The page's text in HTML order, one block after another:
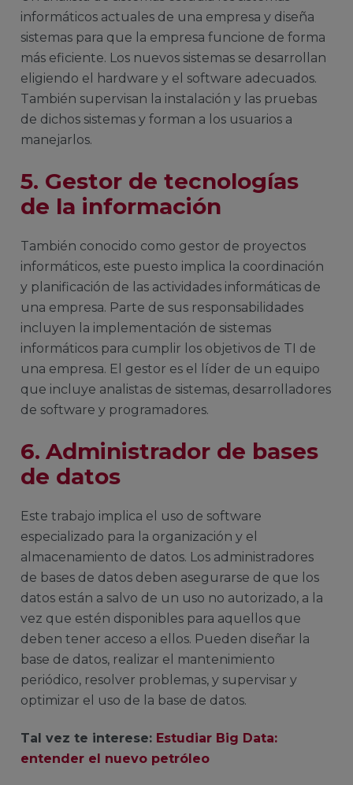
informáticos actuales de una empresa y diseña
sistemas para que la empresa funcione de forma
más eficiente. Los nuevos sistemas se desarrollan
eligiendo el hardware y el software adecuados.
También supervisan la instalación y las pruebas
de dichos sistemas y forman a los usuarios a
manejarlos.
5. Gestor de tecnologías
de la información
También conocido como gestor de proyectos
informáticos, este puesto implica la coordinación
y planificación de las actividades informáticas de
una empresa. Parte de sus responsabilidades
incluyen la implementación de sistemas
informáticos para cumplir los objetivos de TI de
una empresa. El gestor es el líder de un equipo
que incluye analistas de sistemas, desarrolladores
de software y programadores.
6. Administrador de bases
de datos
Este trabajo implica el uso de software
especializado para la organización y el
almacenamiento de datos. Los administradores
de bases de datos deben asegurarse de que los
datos están a salvo de un uso no autorizado, a la
vez que estén disponibles para aquellos que
deben tener acceso a ellos. Pueden diseñar la
base de datos, realizar el mantenimiento
periódico, resolver problemas, y supervisar y
optimizar el uso de la base de datos.
Tal vez te interese: Estudiar Big Data:
entender el nuevo petróleo